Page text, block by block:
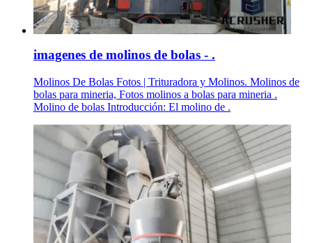
imagenes de molinos de bolas - .
Molinos De Bolas Fotos | Trituradora y Molinos. Molinos de
bolas para mineria, Fotos molinos a bolas para mineria .
Molino de bolas Introducción: El molino de .